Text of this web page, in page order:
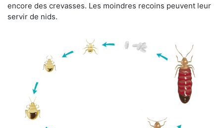
encore des crevasses. Les moindres recoins peuvent leur
servir de nids.